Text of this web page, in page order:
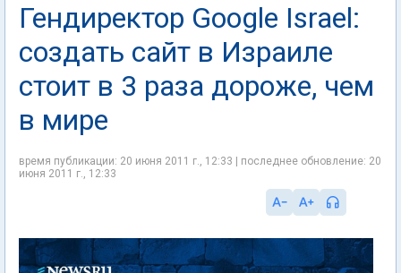
Гендиректор Google Israel:
создать сайт в Израиле
стоит в 3 раза дороже, чем
в мире
время публикации: 20 июня 2011 г., 12:33 | последнее обновление: 20
июня 2011 г., 12:33